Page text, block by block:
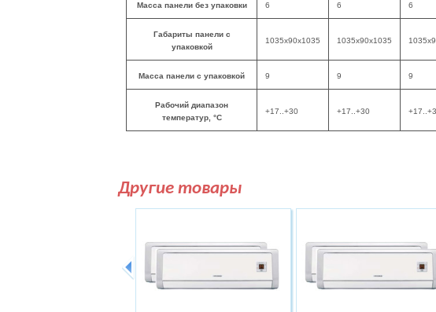
Масса панели без упаковки 6 6 6
Габариты панели с
упаковкой
1035x90x1035 1035x90x1035
Масса панели с упаковкой 9 9 9
Рабочий диапазон
температур, °C
+17..+30 +17..+30
Другие товары